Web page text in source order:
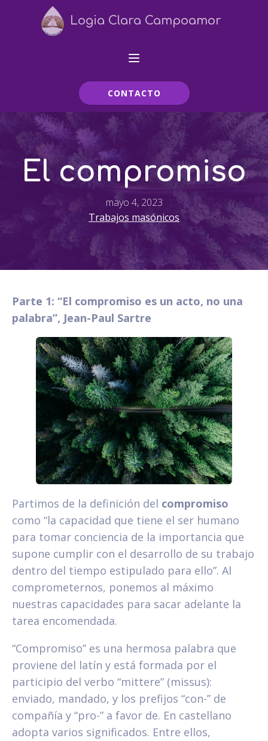
Logia Clara Campoamor
CONTACTO
El compromiso
mayo 4, 2023
Trabajos masónicos
Parte 1: “El compromiso es un acto, no una
palabra”, Jean-Paul Sartre
Partimos de la definición del compromiso
como “la capacidad que tiene el ser humano
para tomar conciencia de la importancia que
supone cumplir con el desarrollo de su trabajo
dentro del tiempo estipulado para ello”. Al
comprometernos, ponemos al máximo
nuestras capacidades para sacar adelante la
tarea encomendada.
“Compromiso” es una hermosa palabra que
proviene del latín y está formada por el
participio del verbo “mittere” (missus):
enviado, mandado, y los prefijos “con-” de
compañía y “pro-” a favor de. En castellano
adopta varios significados. Entre ellos,